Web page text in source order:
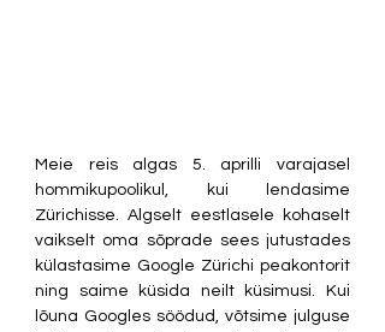
Meie reis algas 5. aprilli varajasel
hommikupoolikul, kui lendasime
Zürichisse. Algselt eestlasele kohaselt
vaikselt oma sõprade sees jutustades
külastasime Google Zürichi peakontorit
ning saime küsida neilt küsimusi. Kui
lõuna Googles söödud, võtsime julguse